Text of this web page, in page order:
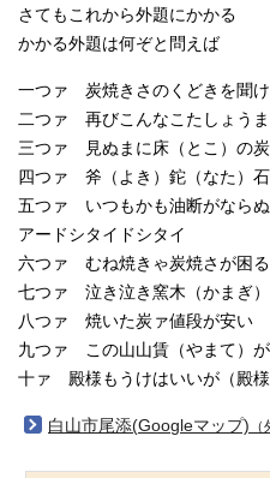
さてもこれから外題にかかる
かかる外題は何ぞと問えば
一つァ 炭焼きさのくどきを聞
二つァ 再びこんなこたしょう
三つァ 見ぬまに床（とこ）の
四つァ 斧（よき）鉈（なた）
五つァ いつもかも油断がならぬ
アードシタイドシタイ
六つァ むね焼きゃ炭焼さが困る
七つァ 泣き泣き窯木（かまぎ
八つァ 焼いた炭ァ値段が安い
九つァ この山山賃（やまて）
十ァ 殿様もうけはいいが（殿様
白山市尾添(Googleマップ)